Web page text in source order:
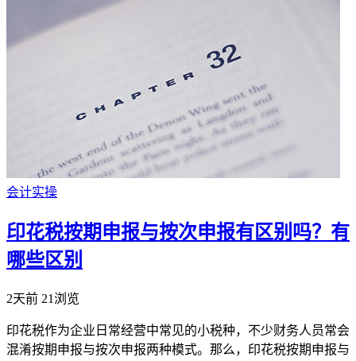
会计实操
印花税按期申报与按次申报有区别吗？有
哪些区别
2天前 21浏览
印花税作为企业日常经营中常见的小税种，不少财务人员常会
混淆按期申报与按次申报两种模式。那么，印花税按期申报与